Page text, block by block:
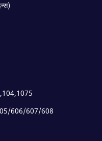
606/607/608